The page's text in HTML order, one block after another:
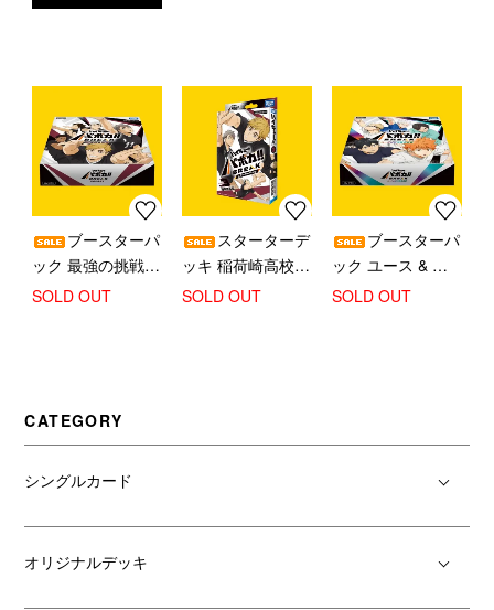
ブースターパ
ック 最強の挑戦者
【新品BOX販売】
SOLD OUT
スターターデ
ッキ 稲荷崎高校
【新品販売】
SOLD OUT
ブースターパ
ック ユース & 選
抜強化合宿【新品
SOLD OUT
CATEGORY
シングルカード
オリジナルデッキ